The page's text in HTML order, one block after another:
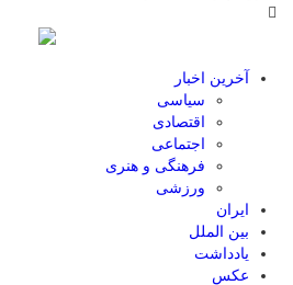
آخرین اخبار
سیاسی
اقتصادی
اجتماعی
فرهنگی و هنری
ورزشی
ایران
بین الملل
یادداشت
عکس